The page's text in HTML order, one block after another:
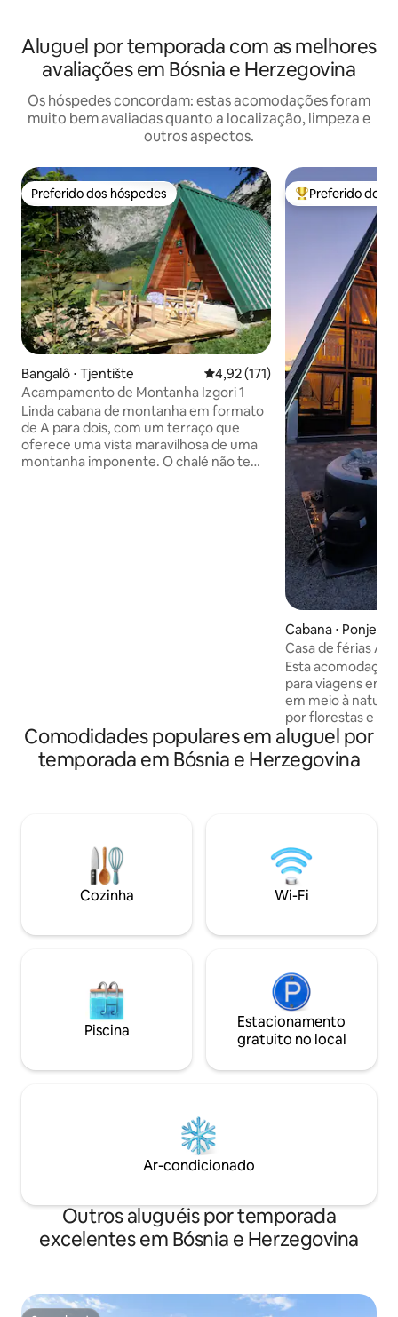
Aluguel por temporada com as melhores
avaliações em Bósnia e Herzegovina
Os hóspedes concordam: estas acomodações foram
muito bem avaliadas quanto a localização, limpeza e
outros aspectos.
Preferido dos hóspedes
Preferido dos hóspedes
Bangalô ⋅ Tjentište 4,92 de uma avaliação média de
4,92 (171)
Acampamento de Montanha Izgori 1
Linda cabana de montanha em formato
de A para dois, com um terraço que
oferece uma vista maravilhosa de uma
montanha imponente. O chalé não tem
Entre os
Preferido dos
Cabana ⋅ Ponjevići
Casa de férias
Esta
para viagens em
em meio à
por florestas e
oferecemos com
✔️Sauna ✔️
Fogueira e
organizamos: 🚣
Tirolesa em
Acampamento
🛻 Transporte
Atrijland
Comodidades populares em aluguel por
temporada em Bósnia e Herzegovina
Cozinha Wi-Fi
Piscina
Estacionamento
gratuito no local
Ar-condicionado
Outros aluguéis por temporada
excelentes em Bósnia e Herzegovina